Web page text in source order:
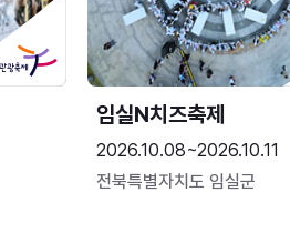
임실N치즈축제
2026.10.08~2026.10.11
전북특별자치도 임실군